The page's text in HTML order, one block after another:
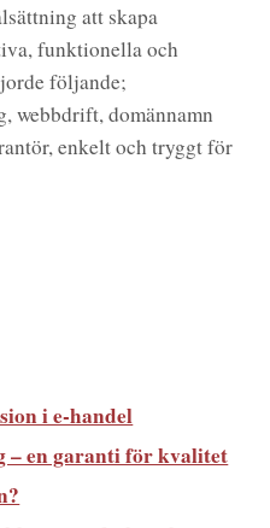
att skapa
funktionella och
följande;
webbdrift, domännamn
enkelt och tryggt för
i e-handel
– en garanti för kvalitet